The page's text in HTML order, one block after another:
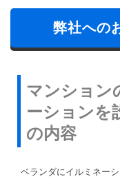
弊社への
マンション
ーションを
の内容
ベランダにイルミネー